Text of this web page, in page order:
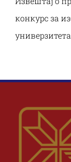
Факултети
Студије и
Алумни
конкурс за